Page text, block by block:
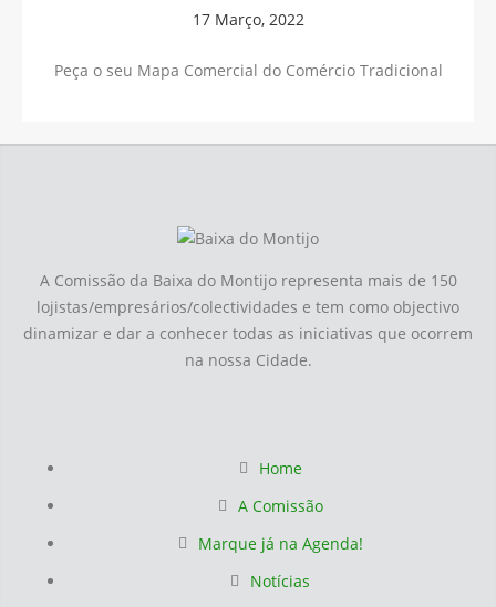
17 Março, 2022
Peça o seu Mapa Comercial do Comércio Tradicional
A Comissão da Baixa do Montijo representa mais de 150
lojistas/empresários/colectividades e tem como objectivo
dinamizar e dar a conhecer todas as iniciativas que ocorrem
na nossa Cidade.
Home
A Comissão
Marque já na Agenda!
Notícias